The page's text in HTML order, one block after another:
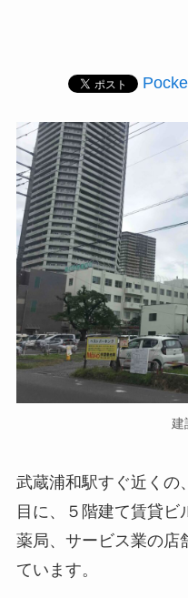
建
武蔵浦和駅すぐ近くの
目に、５階建て賃貸ビ
薬局、サービス業の店
ています。